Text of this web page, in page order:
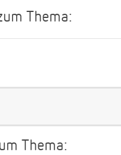
Thema:
Thema: